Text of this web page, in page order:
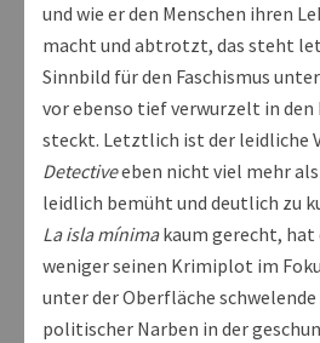
und wie er den Menschen ihren
macht und abtrotzt, das steht
Sinnbild für den Faschismus
vor ebenso tief verwurzelt in den
steckt. Letztlich ist der leidliche
Detectiveeben nicht viel mehr
leidlich bemüht und deutlich zu
La isla mínimakaum gerecht, hat
weniger seinen Krimiplot im
unter der Oberfläche
politischer Narben in der